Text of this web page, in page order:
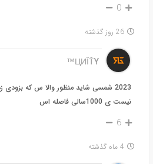
0
26 روز گذشته
ЦИÎŤY™
2023 شمسی شاید منظور والا س که
نیست ی 1000سالی فاصله اس
6
4 ماه گذشته